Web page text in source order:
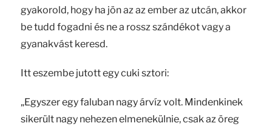
gyakorold, hogy ha jön az az ember az utcán, akkor
be tudd fogadni és ne a rossz szándékot vagy a
gyanakvást keresd.
Itt eszembe jutott egy cuki sztori:
„Egyszer egy faluban nagy árvíz volt. Mindenkinek
sikerült nagy nehezen elmenekülnie, csak az öreg